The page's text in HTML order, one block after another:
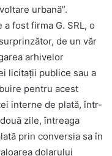
urbană”.
fost firma G. SRL, o
de un văr
arhivelor
licitații publice sau a
pentru acest
interne de plată, într-
zile, întreaga
prin conversia sa în
dolarului